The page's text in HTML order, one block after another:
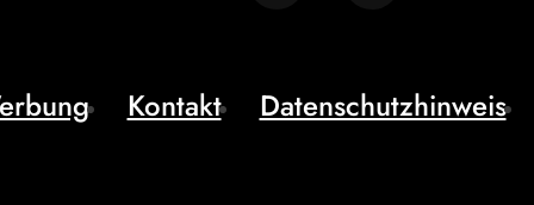
Kontakt Datenschutzhinweis